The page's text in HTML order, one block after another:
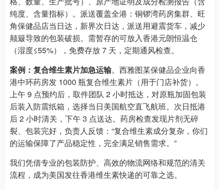
纯度、含量指标）。派送覆盖全港：铜锣湾药房集群、旺
角保健品店当日达，新界次日达，派送用避震货车，减少
颠簸导致的包装破损。需暂存的可放入香港元朗恒温仓
（湿度≤55%），免费存放 7 天，定期通风检查。​
案例：复合维生素片加急运输。西雅图某保健品企业向香
港中环药房发 1000 瓶复合维生素片（用于门店补货）。
上午 9 点预约后，取件团队 2 小时抵达，对原瓶加固包装
后装入防震纸箱，选择当日美国航空直飞航班。次日抵港
后 2 小时清关，下午 3 点送达。药房检查发现片剂无碎
裂、包装完好，负责人反馈：“复合维生素成分复杂，你们
的运输保障了产品稳定性，完全满足销售需求。”​
我们凭借专业的包装防护、高效的物流网络和规范的清关
流程，成为美国发往香港维生素快递的可靠之选。